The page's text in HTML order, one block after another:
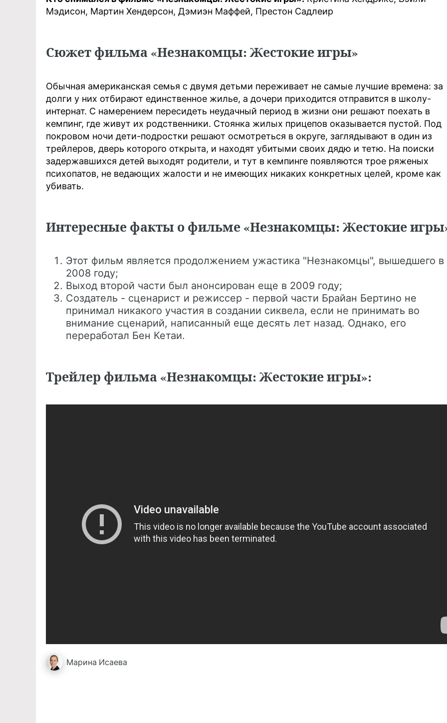
Мэдисон, Мартин Хендерсон, Дэмиэн Маффей, Престон Садлеир
Сюжет фильма «Незнакомцы: Жестокие игры»
Обычная американская семья с двумя детьми переживает не самые лучшие времена: за
долги у них отбирают единственное жилье, а дочери приходится отправится в школу-
интернат. С намерением пересидеть неудачный период в жизни они решают поехать в
кемпинг, где живут их родственники. Стоянка жилых прицепов оказывается пустой. Под
покровом ночи дети-подростки решают осмотреться в округе, заглядывают в один из
трейлеров, дверь которого открыта, и находят убитыми своих дядю и тетю. На поиски
задержавшихся детей выходят родители, и тут в кемпинге появляются трое ряженых
психопатов, не ведающих жалости и не имеющих никаких конкретных целей, кроме как
убивать.
Интересные факты о фильме «Незнакомцы: Жестокие
Этот фильм является продолжением ужастика "Незнакомцы", вышедшего в
2008 году;
Выход второй части был анонсирован еще в 2009 году;
Создатель - сценарист и режиссер - первой части Брайан Бертино не
принимал никакого участия в создании сиквела, если не принимать во
внимание сценарий, написанный еще десять лет назад. Однако, его
переработал Бен Кетаи.
Трейлер фильма «Незнакомцы: Жестокие игры»:
Марина Исаева